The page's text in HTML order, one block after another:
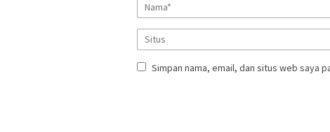
Simpan nama, email, dan situs web saya